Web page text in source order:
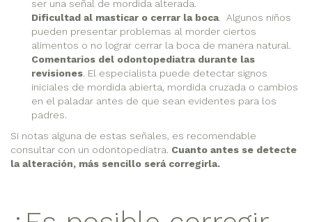
ser una señal de mordida alterada.
Dificultad al masticar o cerrar la boca. Algunos niños
pueden presentar problemas al morder ciertos
alimentos o no lograr cerrar la boca de manera natural.
Comentarios del odontopediatra durante las
revisiones. El especialista puede detectar signos
iniciales de mordida abierta, mordida cruzada o cambios
en el paladar antes de que sean evidentes para los
padres.
Si notas alguna de estas señales, es recomendable
consultar con un odontopediatra. Cuanto antes se detecte
la alteración, más sencillo será corregirla.